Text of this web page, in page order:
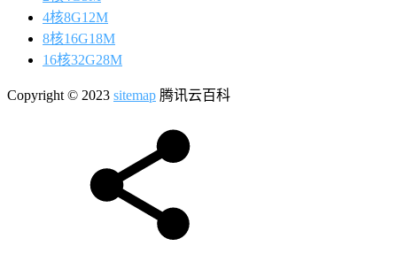
4核8G12M
8核16G18M
16核32G28M
Copyright © 2023 sitemap 腾讯云百科